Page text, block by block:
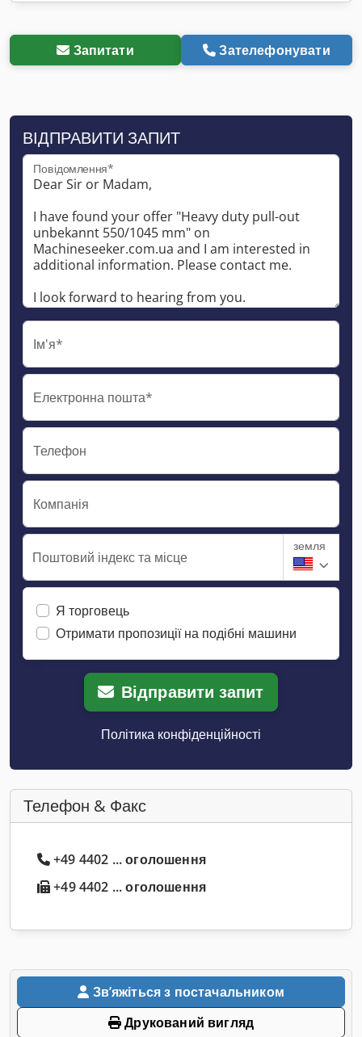
Запитати Зателефонувати
ВІДПРАВИТИ ЗАПИТ
Повідомлення*
Ім'я*
Електронна пошта*
Телефон
Компанія
Поштовий індекс та місце
земля
Я торговець
Отримати пропозиції на подібні машини
Відправити запит
Політика конфіденційності
Телефон & Факс
+49 4402 ... оголошення
+49 4402 ... оголошення
Звʼяжіться з постачальником
Друкований вигляд